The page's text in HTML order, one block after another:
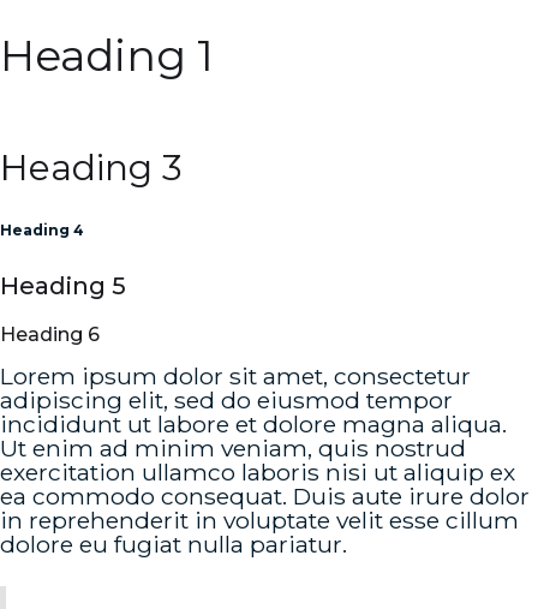
Heading 1
Heading 3
Heading 4
Heading 5
Heading 6
Lorem ipsum dolor sit amet, consectetur
adipiscing elit, sed do eiusmod tempor
incididunt ut labore et dolore magna aliqua.
Ut enim ad minim veniam, quis nostrud
exercitation ullamco laboris nisi ut aliquip ex
ea commodo consequat. Duis aute irure dolor
in reprehenderit in voluptate velit esse cillum
dolore eu fugiat nulla pariatur.